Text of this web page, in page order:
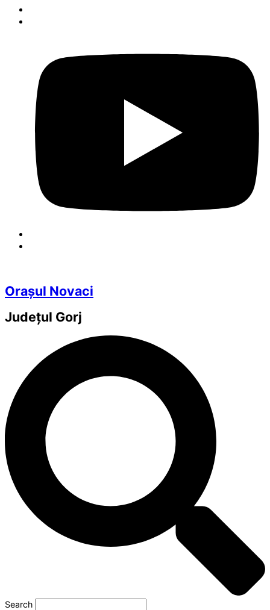
Orașul Novaci
Județul Gorj
Search